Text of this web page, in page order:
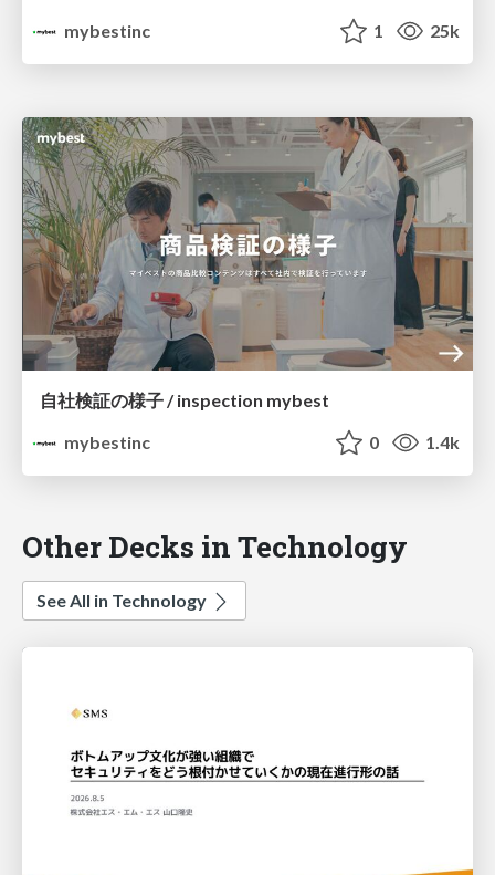
mybestinc
1 25k
自社検証の様子 / inspection mybest
mybestinc
0 1.4k
Other Decks in Technology
See All in Technology